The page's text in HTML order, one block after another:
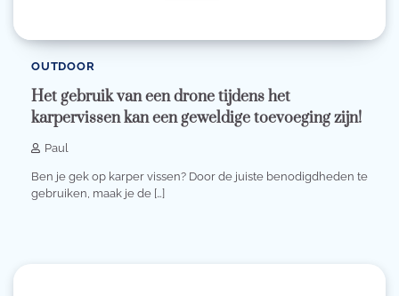
OUTDOOR
Het gebruik van een drone tijdens het
karpervissen kan een geweldige toevoeging zijn!
Paul
Ben je gek op karper vissen? Door de juiste benodigdheden te
gebruiken, maak je de […]